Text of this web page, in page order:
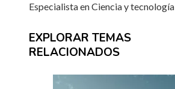
Especialista en Ciencia y tecnología
EXPLORAR TEMAS
RELACIONADOS